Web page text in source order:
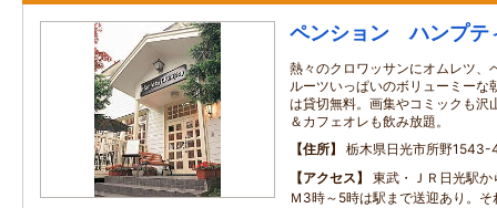
ペンション ハンプテ
熱々のクロワッサンにオムレツ、
ルーツいっぱいのボリューミーな
は貸切無料。画集やコミックも沢
＆カフェオレも飲み放題。
住所
栃木県日光市所野1543-
アクセス
東武・ＪＲ日光駅
Ｍ3時～5時は駅まで送迎あり。